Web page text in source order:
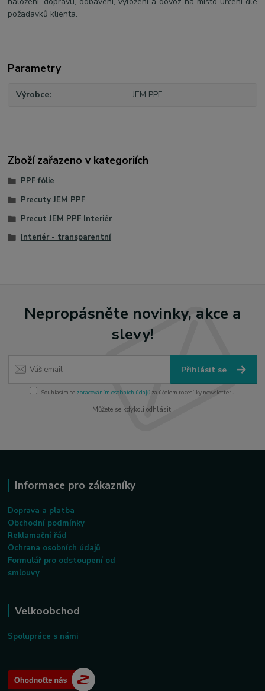
požadavků klienta.
Parametry
Výrobce JEM PPF
Zboží zařazeno v kategoriích
PPF fólie
Precuty JEM PPF
Precut JEM PPF Interiér
Interiér - transparentní
Nepropásněte novinky, akce a
slevy!
Přihlásit se
Souhlasím se zpracováním osobních údajůza účelem rozesílky newsletteru.
Můžete se kdykoli odhlásit.
Informace pro zákazníky
Doprava a platba
Obchodní podmínky
Reklamační řád
Ochrana osobních údajů
Formulář pro odstoupení od
smlouvy
Velkoobchod
Spolupráce s námi